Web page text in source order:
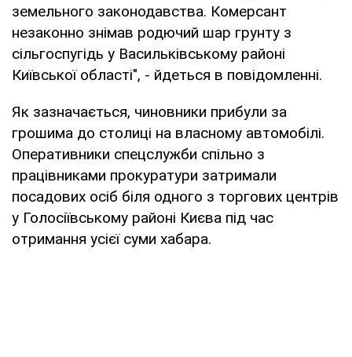
земельного законодавства. Комерсант
незаконно знімав родючий шар грунту з
сільгоспугідь у Васильківському районі
Київської області", - йдеться в повідомленні.
Як зазначається, чиновники прибули за
грошима до столиці на власному автомобілі.
Оперативники спецслужби спільно з
працівниками прокуратури затримали
посадових осіб біля одного з торгових центрів
у Голосіївському районі Києва під час
отримання усієї суми хабара.